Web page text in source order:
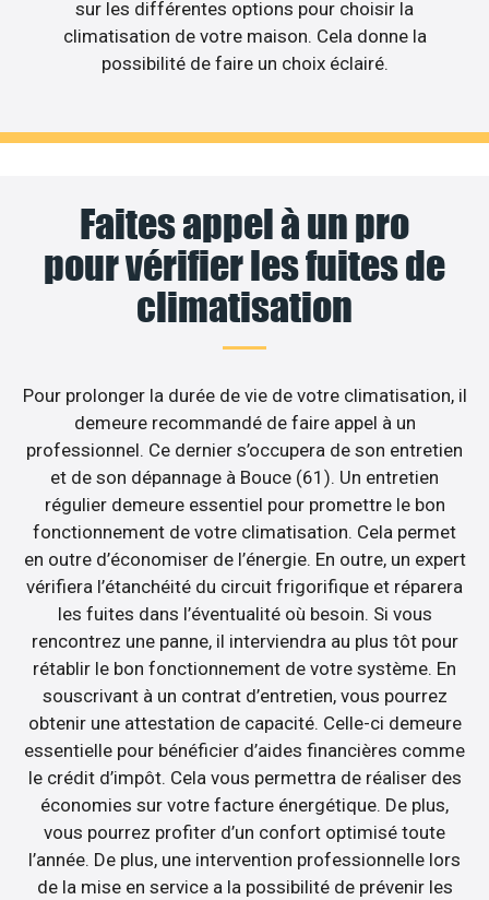
sur les différentes options pour choisir la
climatisation de votre maison. Cela donne la
possibilité de faire un choix éclairé.
Faites appel à un pro
pour vérifier les fuites de
climatisation
Pour prolonger la durée de vie de votre climatisation, il
demeure recommandé de faire appel à un
professionnel. Ce dernier s’occupera de son entretien
et de son dépannage à Bouce (61). Un entretien
régulier demeure essentiel pour promettre le bon
fonctionnement de votre climatisation. Cela permet
en outre d’économiser de l’énergie. En outre, un expert
vérifiera l’étanchéité du circuit frigorifique et réparera
les fuites dans l’éventualité où besoin. Si vous
rencontrez une panne, il interviendra au plus tôt pour
rétablir le bon fonctionnement de votre système. En
souscrivant à un contrat d’entretien, vous pourrez
obtenir une attestation de capacité. Celle-ci demeure
essentielle pour bénéficier d’aides financières comme
le crédit d’impôt. Cela vous permettra de réaliser des
économies sur votre facture énergétique. De plus,
vous pourrez profiter d’un confort optimisé toute
l’année. De plus, une intervention professionnelle lors
de la mise en service a la possibilité de prévenir les